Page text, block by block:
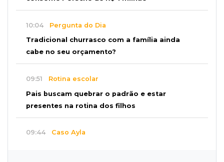
10:04 Pergunta do Dia
Tradicional churrasco com a família ainda
cabe no seu orçamento?
09:51 Rotina escolar
Pais buscam quebrar o padrão e estar
presentes na rotina dos filhos
09:44 Caso Ayla